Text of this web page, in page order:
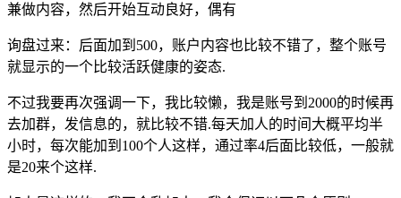
兼做内容，然后开始互动良好，偶有
询盘过来：后面加到500，账户内容也比较不错了，整个账号
就显示的一个比较活跃健康的姿态.
不过我要再次强调一下，我比较懒，我是账号到2000的时候再
去加群，发信息的，就比较不错.每天加人的时间大概平均半
小时，每次能加到100个人这样，通过率4后面比较低，一般就
是20来个这样.